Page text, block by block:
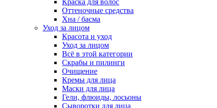
Краска для волос
Оттеночные средства
Хна / басма
Уход за лицом
Красота и уход
Уход за лицом
Всё в этой категории
Скрабы и пилинги
Очищение
Кремы для лица
Маски для лица
Гели, флюиды, лосьоны
Сыворотки для лица